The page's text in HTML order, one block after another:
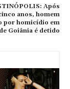
Após
anos, homem
por homicídio em
Goiânia é detido